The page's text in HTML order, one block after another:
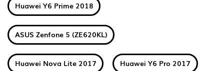
Huawei Y6 Prime 2018
ASUS Zenfone 5 (ZE620KL)
Huawei Nova Lite 2017 Huawei Y6 Pro 2017